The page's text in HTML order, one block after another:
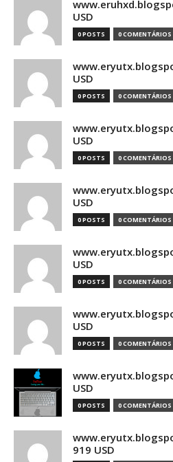
USD
0 POSTS 0 COMENTÁRIOS
USD
0 POSTS 0 COMENTÁRIOS
USD
0 POSTS 0 COMENTÁRIOS
USD
0 POSTS 0 COMENTÁRIOS
USD
0 POSTS 0 COMENTÁRIOS
USD
0 POSTS 0 COMENTÁRIOS
USD
0 POSTS 0 COMENTÁRIOS
919 USD